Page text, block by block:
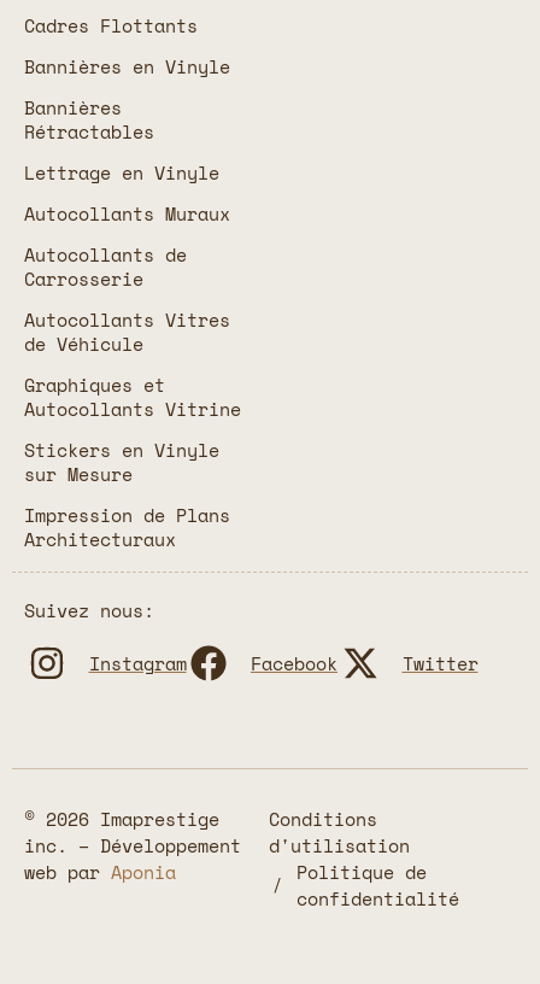
Cadres Flottants
Bannières en Vinyle
Bannières
Rétractables
Lettrage en Vinyle
Autocollants Muraux
Autocollants de
Carrosserie
Autocollants Vitres
de Véhicule
Graphiques et
Autocollants Vitrine
Stickers en Vinyle
sur Mesure
Impression de Plans
Architecturaux
Suivez nous:
Instagram
Facebook Twitter
© 2026 Imaprestige
inc. – Développement
web par Aponia
Conditions
d'utilisation
Politique de
confidentialité